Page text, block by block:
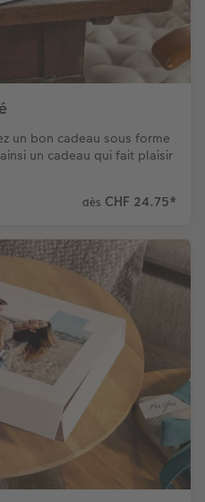
un bon cadeau sous forme
un cadeau qui fait plaisir
dès CHF 24.75*